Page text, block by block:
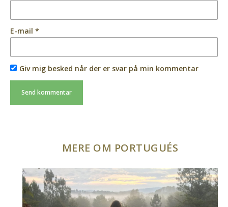
E-mail *
Giv mig besked når der er svar på min kommentar
MERE OM PORTUGUÉS